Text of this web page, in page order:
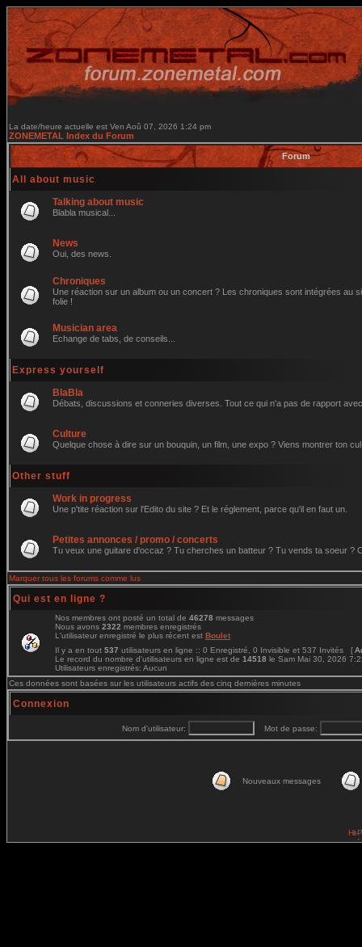
La date/heure actuelle est Ven Aoû 07, 2026 1:24 pm
ZONEMETAL Index du Forum
Forum
All about music
Talking about music
Blabla musical...
News
Oui, des news.
Chroniques
Une réaction sur un album ou un concert ? Les chroniques sont intégrées au
folie !
Musician area
Echange de tabs, de conseils...
Express yourself
BlaBla
Débats, discussions et conneries diverses. Tout ce qui n'a pas de rapport
Culture
Quelque chose à dire sur un bouquin, un film, une expo ? Viens montrer ton
Other stuff
Work in progress
Une p'tite réaction sur l'Edito du site ? Et le réglement, parce qu'il en faut un.
Petites annonces / promo / concerts
Tu veux une guitare d'occaz ? Tu cherches un batteur ? Tu vends ta soeur ?
Marquer tous les forums comme lus
Qui est en ligne ?
Nos membres ont posté un total de 46278 messages
Nous avons 2322 membres enregistrés
L'utilisateur enregistré le plus récent est Boulet
Il y a en tout 537 utilisateurs en ligne :: 0 Enregistré, 0 Invisible et 537 Invités [
Le record du nombre d'utilisateurs en ligne est de 14518 le Sam Mai 30, 2026
Utilisateurs enregistrés: Aucun
Ces données sont basées sur les utilisateurs actifs des cinq dernières minutes
Connexion
Nom d'utilisateur: Mot de passe:
Nouveaux messages